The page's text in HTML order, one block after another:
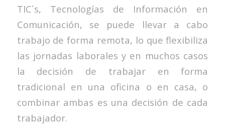
TIC´s, Tecnologías de Información en
Comunicación, se puede llevar a cabo
trabajo de forma remota, lo que flexibiliza
las jornadas laborales y en muchos casos
la decisión de trabajar en forma
tradicional en una oficina o en casa, o
combinar ambas es una decisión de cada
trabajador.